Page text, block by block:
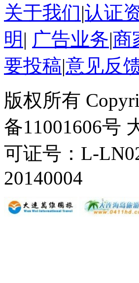
关于我们|认证
明 | 广告业务|商
要投稿|意见反
版权所有
备11001606号
可证号：L-
20140004